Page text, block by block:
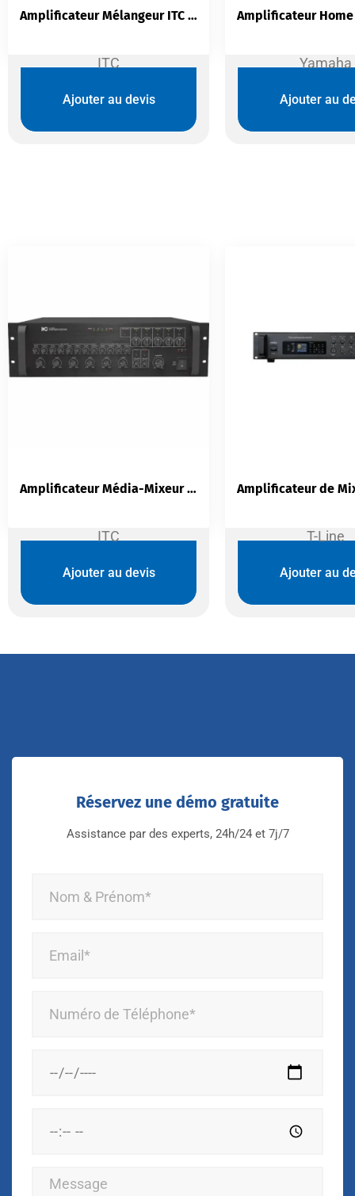
ITC
Amplificateur Mélangeur ITC TI-240Z | 6 Zones 240W | USB Bluetooth
Ajouter au devis
Yamaha
Ajouter au
ITC
Amplificateur Média-Mixeur ITC TI-120S | 120W 5 Zones Rack 3U
Ajouter au devis
T-Line
Ajouter au
Réservez une démo gratuite
Assistance par des experts, 24h/24 et 7j/7